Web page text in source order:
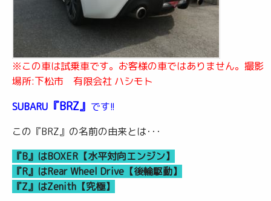
※この車は試乗車です。お客様の車ではありません。撮影
場所:下松市 有限会社 ハシモト
SUBARU 『BRZ』 です!!
この『BRZ』の名前の由来とは･･･
『B』はBOXER【水平対向エンジン】
『R』はRear Wheel Drive【後輪駆動】
『Z』はZenith【究極】